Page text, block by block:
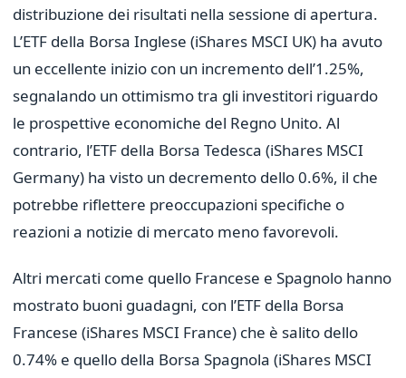
distribuzione dei risultati nella sessione di apertura.
L’ETF della Borsa Inglese (iShares MSCI UK) ha avuto
un eccellente inizio con un incremento dell’1.25%,
segnalando un ottimismo tra gli investitori riguardo
le prospettive economiche del Regno Unito. Al
contrario, l’ETF della Borsa Tedesca (iShares MSCI
Germany) ha visto un decremento dello 0.6%, il che
potrebbe riflettere preoccupazioni specifiche o
reazioni a notizie di mercato meno favorevoli.
Altri mercati come quello Francese e Spagnolo hanno
mostrato buoni guadagni, con l’ETF della Borsa
Francese (iShares MSCI France) che è salito dello
0.74% e quello della Borsa Spagnola (iShares MSCI